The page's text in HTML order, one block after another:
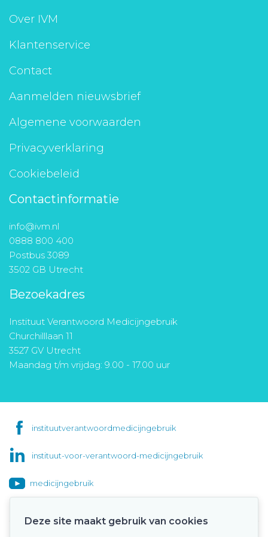
Aanmelden nieuwsbrief
Toegang leeromgeving
Over IVM
Klantenservice
Contact
Aanmelden nieuwsbrief
Algemene voorwaarden
Privacyverklaring
Cookiebeleid
Contactinformatie
info@ivm.nl
0888 800 400
Postbus 3089
3502 GB Utrecht
Bezoekadres
Instituut Verantwoord Medicijngebruik
Churchilllaan 11
3527 GV Utrecht
Maandag t/m vrijdag: 9.00 - 17.00 uur
instituutverantwoordmedicijngebruik
instituut-voor-verantwoord-medicijngebruik
medicijngebruik
Deze site maakt gebruik van cookies